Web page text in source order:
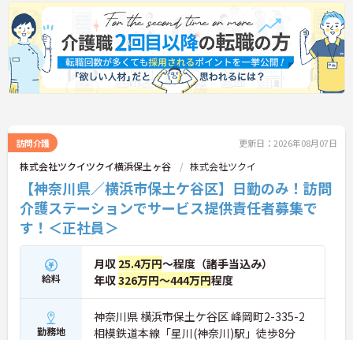
訪問介護 更新日：2026年08月07日
株式会社ツクイツクイ横浜保土ヶ谷 株式会社ツクイ
【神奈川県／横浜市保土ケ谷区】日勤のみ！訪問
介護ステーションでサービス提供責任者募集で
す！＜正社員＞
給料
月収 25.4万円～程度（諸手当込み）
年収326万円～444万円程度
勤務地
神奈川県 横浜市保土ケ谷区 峰岡町2-335-2
相模鉄道本線「星川(神奈川)駅」徒歩8分